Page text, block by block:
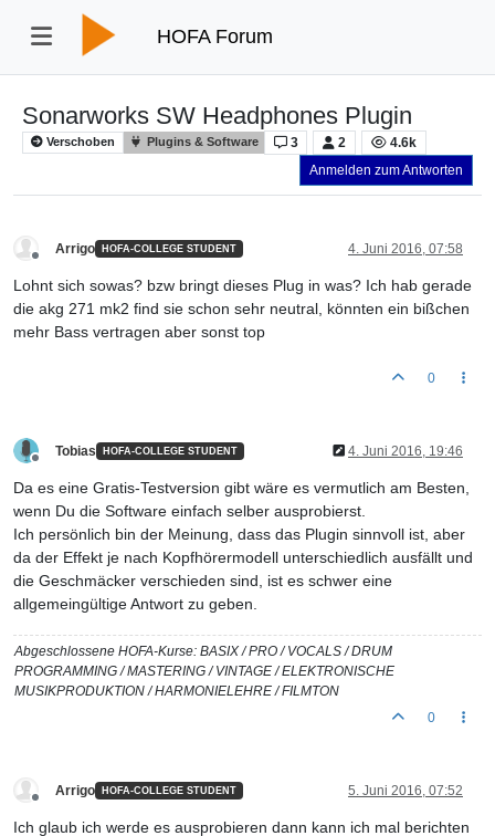
HOFA Forum
Sonarworks SW Headphones Plugin
Verschoben Plugins & Software 3 2
4.6k
Anmelden zum Antworten
Arrigo HOFA-COLLEGE STUDENT 4. Juni 2016, 07:58
Lohnt sich sowas? bzw bringt dieses Plug in was? Ich hab gerade
die akg 271 mk2 find sie schon sehr neutral, könnten ein bißchen
mehr Bass vertragen aber sonst top
0
Tobias HOFA-COLLEGE STUDENT 4. Juni 2016, 19:46
Da es eine Gratis-Testversion gibt wäre es vermutlich am Besten,
wenn Du die Software einfach selber ausprobierst.
Ich persönlich bin der Meinung, dass das Plugin sinnvoll ist, aber
da der Effekt je nach Kopfhörermodell unterschiedlich ausfällt und
die Geschmäcker verschieden sind, ist es schwer eine
allgemeingültige Antwort zu geben.
Abgeschlossene HOFA-Kurse: BASIX / PRO / VOCALS / DRUM
PROGRAMMING / MASTERING / VINTAGE / ELEKTRONISCHE
MUSIKPRODUKTION / HARMONIELEHRE / FILMTON
0
Arrigo HOFA-COLLEGE STUDENT 5. Juni 2016, 07:52
Ich glaub ich werde es ausprobieren dann kann ich mal berichten